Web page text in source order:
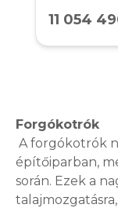
11 054
Forgókotrók
A forgókotrók
építőiparban,
során. Ezek a